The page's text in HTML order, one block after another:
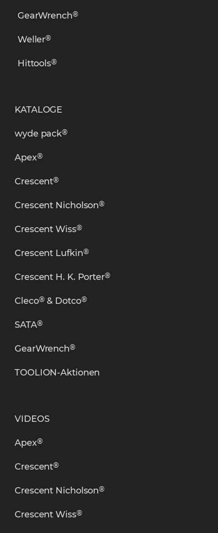
GearWrench®
Weller®
Hittools®
KATALOGE
wyde pack®
Apex®
Crescent®
Crescent Nicholson®
Crescent Wiss®
Crescent Lufkin®
Crescent H. K. Porter®
Cleco®& Dotco®
SATA®
GearWrench®
TOOLION-Aktionen
VIDEOS
Apex®
Crescent®
Crescent Nicholson®
Crescent Wiss®